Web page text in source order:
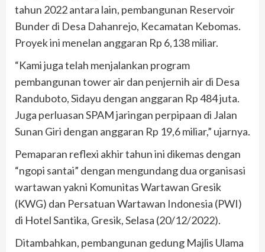
tahun 2022 antara lain, pembangunan Reservoir
Bunder di Desa Dahanrejo, Kecamatan Kebomas.
Proyek ini menelan anggaran Rp 6,138 miliar.
“Kami juga telah menjalankan program
pembangunan tower air dan penjernih air di Desa
Randuboto, Sidayu dengan anggaran Rp 484 juta.
Juga perluasan SPAM jaringan perpipaan di Jalan
Sunan Giri dengan anggaran Rp 19,6 miliar,” ujarnya.
Pemaparan reflexi akhir tahun ini dikemas dengan
“ngopi santai” dengan mengundang dua organisasi
wartawan yakni Komunitas Wartawan Gresik
(KWG) dan Persatuan Wartawan Indonesia (PWI)
di Hotel Santika, Gresik, Selasa (20/12/2022).
Ditambahkan, pembangunan gedung Majlis Ulama